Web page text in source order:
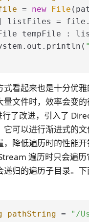
= new File
tempFile :
式看起来也是十分优
文件时， 效率会变
了改进，引入了
它可以进行渐进式的
，降低遍历时的性能
遍历时只会遍历
递归的遍历子目录。
pathString =
"/